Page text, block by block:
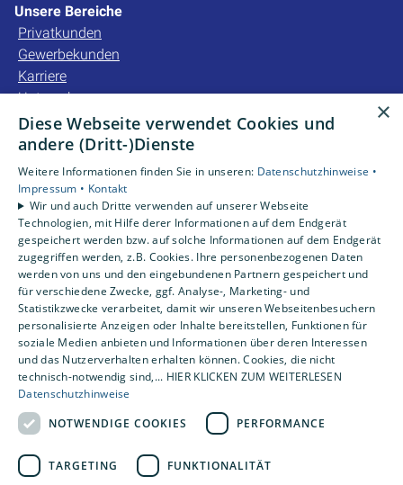
Unsere Bereiche
Privatkunden
Gewerbekunden
Karriere
Unternehmen
Kontakt
4,2
×
Diese Webseite verwendet Cookies und
andere (Dritt-)Dienste
Weitere Informationen finden Sie in unseren: Datenschutzhinweise •
Impressum • Kontakt
Wir und auch Dritte verwenden auf unserer Webseite
Technologien, mit Hilfe derer Informationen auf dem Endgerät
gespeichert werden bzw. auf solche Informationen auf dem Endgerät
zugegriffen werden, z.B. Cookies. Ihre personenbezogenen Daten
werden von uns und den eingebundenen Partnern gespeichert und
für verschiedene Zwecke, ggf. Analyse-, Marketing- und
Statistikzwecke verarbeitet, damit wir unseren Webseitenbesuchern
personalisierte Anzeigen oder Inhalte bereitstellen, Funktionen für
soziale Medien anbieten und Informationen über deren Interessen
und das Nutzerverhalten erhalten können. Cookies, die nicht
technisch-notwendig sind,... HIER KLICKEN ZUM WEITERLESEN
Datenschutzhinweise
NOTWENDIGE COOKIES
PERFORMANCE
TARGETING FUNKTIONALITÄT